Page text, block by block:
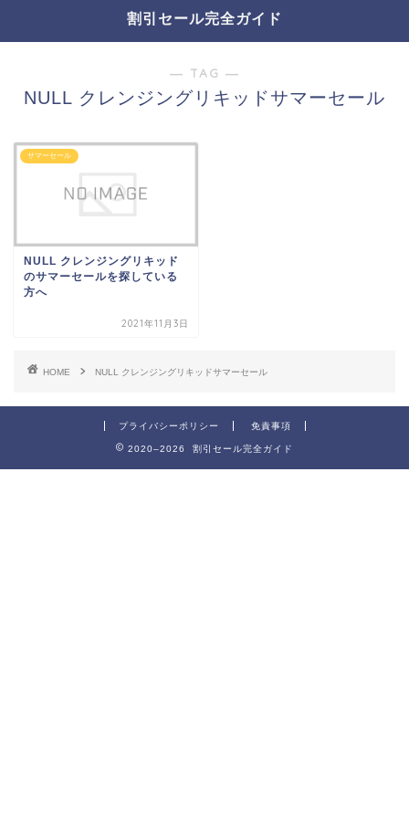
割引セール完全ガイド
― TAG ―
NULL クレンジングリキッドサマーセール
サマーセール
NULL クレンジングリキッド
のサマーセールを探している
方へ
2021年11月3日
HOME NULL クレンジングリキッドサマーセール
プライバシーポリシー 免責事項
2020–2026 割引セール完全ガイド